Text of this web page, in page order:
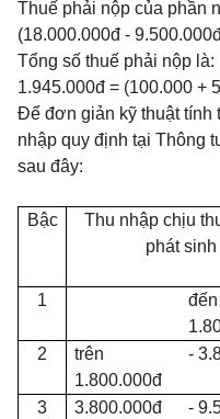
Thuế phải nộp của phần
(18.000.000đ -
Tổng số thuế phải nộp là:
1.945.000đ = (100.000 +
Để đơn giản kỹ thuật tính
nhập quy định tại Thông
sau đây:
Bậc
Thu nhập chịu
phát sinh
1
đến
2
trên
1.800.000đ
-
3
3.800.000đ -